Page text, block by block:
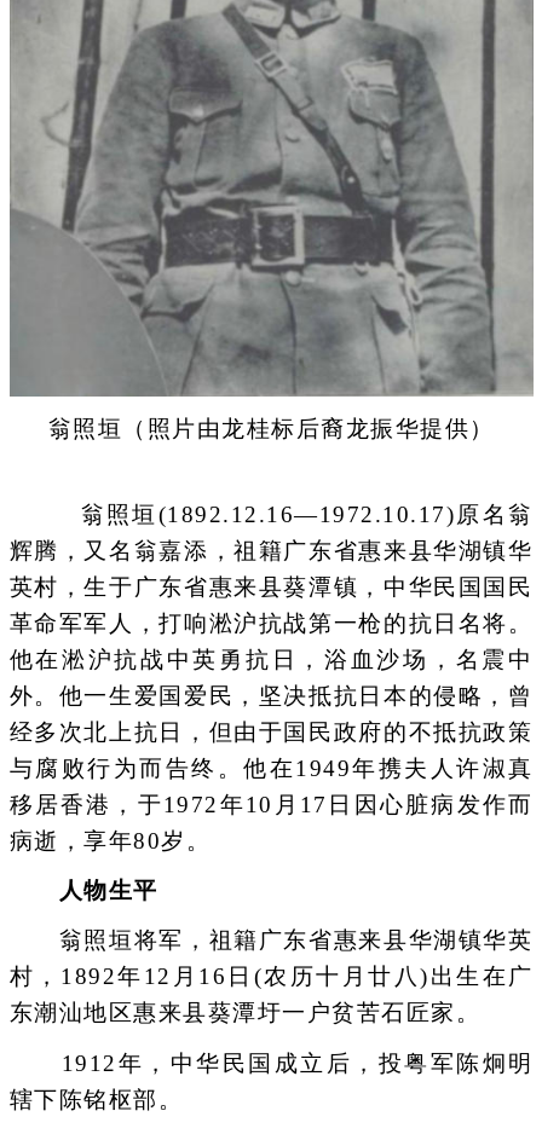
翁照垣（照片由龙桂标后裔龙振华提供）
翁照垣(1892.12.16—1972.10.17)原名翁
辉腾，又名翁嘉添，祖籍广东省惠来县华湖镇华
英村，生于广东省惠来县葵潭镇，中华民国国民
革命军军人，打响淞沪抗战第一枪的抗日名将。
他在淞沪抗战中英勇抗日，浴血沙场，名震中
外。他一生爱国爱民，坚决抵抗日本的侵略，曾
经多次北上抗日，但由于国民政府的不抵抗政策
与腐败行为而告终。他在1949年携夫人许淑真
移居香港，于1972年10月17日因心脏病发作而
病逝，享年80岁。
人物生平
翁照垣将军，祖籍广东省惠来县华湖镇华英
村，1892年12月16日(农历十月廿八)出生在广
东潮汕地区惠来县葵潭圩一户贫苦石匠家。
1912年，中华民国成立后，投粤军陈炯明
辖下陈铭枢部。